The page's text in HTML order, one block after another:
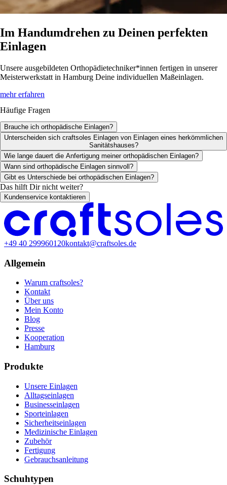
Im Handumdrehen zu Deinen perfekten
Einlagen
Unsere ausgebildeten Orthopädietechniker*innen fertigen in unserer
Meisterwerkstatt in Hamburg Deine individuellen Maßeinlagen.
mehr erfahren
Häufige Fragen
Brauche ich orthopädische Einlagen?
Unterscheiden sich craftsoles Einlagen von Einlagen eines herkömmlichen
Sanitätshauses?
Wie lange dauert die Anfertigung meiner orthopädischen Einlagen?
Wann sind orthopädische Einlagen sinnvoll?
Gibt es Unterschiede bei orthopädischen Einlagen?
Das hilft Dir nicht weiter?
Kundenservice kontaktieren
+49 40 299960120kontakt@craftsoles.de
Allgemein
Warum craftsoles?
Kontakt
Über uns
Mein Konto
Blog
Presse
Kooperation
Hamburg
Produkte
Unsere Einlagen
Alltagseinlagen
Businesseinlagen
Sporteinlagen
Sicherheitseinlagen
Medizinische Einlagen
Zubehör
Fertigung
Gebrauchsanleitung
Schuhtypen